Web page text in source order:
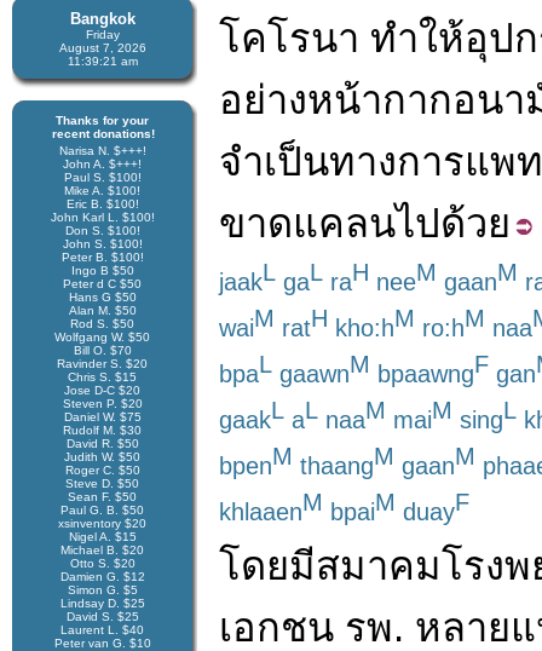
Bangkok
Friday
August 7, 2026
11:39:22 am
Thanks for your
recent donations!
Narisa N. $+++!
John A. $+++!
Paul S. $100!
Mike A. $100!
Eric B. $100!
John Karl L. $100!
Don S. $100!
John S. $100!
Peter B. $100!
Ingo B $50
Peter d C $50
Hans G $50
Alan M. $50
Rod S. $50
Wolfgang W. $50
Bill O. $70
Ravinder S. $20
Chris S. $15
Jose D-C $20
Steven P. $20
Daniel W. $75
Rudolf M. $30
David R. $50
Judith W. $50
Roger C. $50
Steve D. $50
Sean F. $50
Paul G. B. $50
xsinventory $20
Nigel A. $15
Michael B. $20
Otto S. $20
Damien G. $12
Simon G. $5
Lindsay D. $25
David S. $25
Laurent L. $40
Peter van G. $10
โคโรนา ทำให้อุป
อย่างหน้ากากอนา
จำเป็นทางการแพ
ขาดแคลนไปด้วย
jaakL gaL raH neeM gaanM
waiM ratH kho:hM ro:hM naa
bpaL gaawnM bpaawngF gan
gaakL aL naaM maiM singL
bpenM thaangM gaanM
khlaaenM bpaiM duayF
โดยมีสมาคมโรงพ
เอกชน รพ. หลาย